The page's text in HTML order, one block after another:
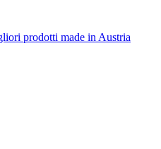
prodotti made in Austria